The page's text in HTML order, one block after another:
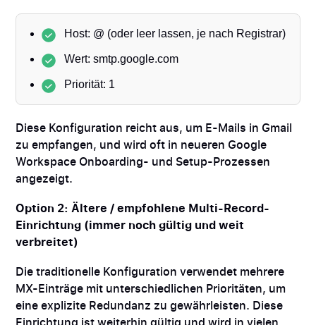
Host: @ (oder leer lassen, je nach Registrar)
Wert: smtp.google.com
Priorität: 1
Diese Konfiguration reicht aus, um E-Mails in Gmail
zu empfangen, und wird oft in neueren Google
Workspace Onboarding- und Setup-Prozessen
angezeigt.
Option 2: Ältere / empfohlene Multi-Record-
Einrichtung (immer noch gültig und weit
verbreitet)
Die traditionelle Konfiguration verwendet mehrere
MX-Einträge mit unterschiedlichen Prioritäten, um
eine explizite Redundanz zu gewährleisten. Diese